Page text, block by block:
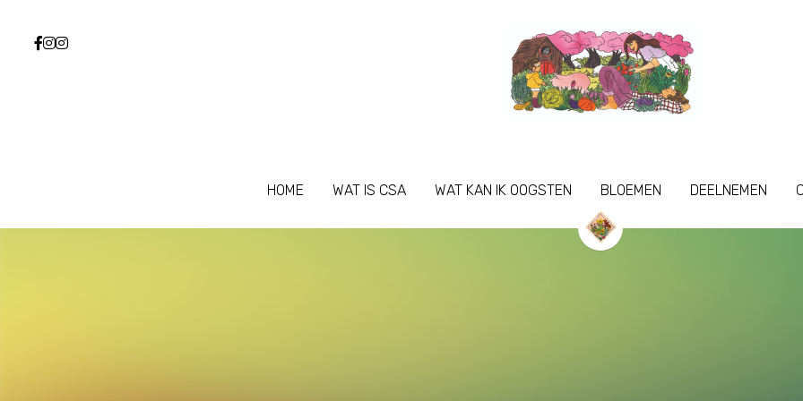
HOME WAT IS CSA WAT KAN IK OOGSTEN BLOEMEN DEELNEMEN
HOME WAT IS CSA WAT KAN IK OOGSTEN BLOEMEN DEELNEMEN